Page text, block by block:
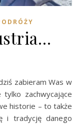
zachwycające
historie – to także
i tradycję danego